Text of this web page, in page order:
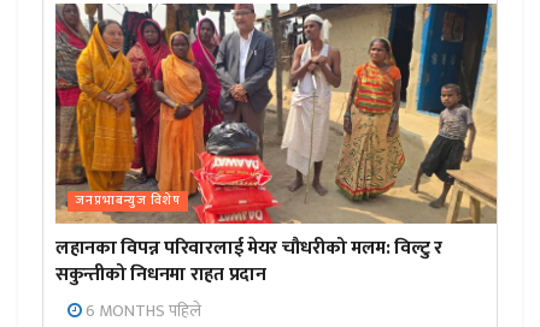
जनप्रभाबन्युज विशेष
लहानका विपन्न परिवारलाई मेयर चौधरीको मलम: विल्टु र
सकुन्तीको निधनमा राहत प्रदान
6 MONTHS पहिले